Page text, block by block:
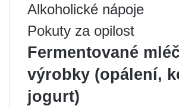
Alkoholické nápoje
Pokuty za opilost
Fermentované
výrobky (opálení,
jogurt)